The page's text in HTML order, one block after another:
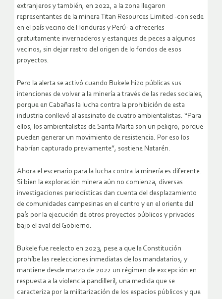
extranjeros y también, en 2022, a la zona llegaron
representantes de la minera Titan Resources Limited -con sede
en el país vecino de Honduras y Perú- a ofrecerles
gratuitamente invernaderos y estanques de peces a algunos
vecinos, sin dejar rastro del origen de lo fondos de esos
proyectos.
Pero la alerta se activó cuando Bukele hizo públicas sus
intenciones de volver a la minería a través de las redes sociales,
porque en Cabañas la lucha contra la prohibición de esta
industria conllevó al asesinato de cuatro ambientalistas. “Para
ellos, los ambientalistas de Santa Marta son un peligro, porque
pueden generar un movimiento de resistencia. Por eso los
habrían capturado previamente”, sostiene Natarén.
Ahora el escenario para la lucha contra la minería es diferente.
Si bien la exploración minera aún no comienza, diversas
investigaciones periodísticas dan cuenta del desplazamiento
de comunidades campesinas en el centro y en el oriente del
país por la ejecución de otros proyectos públicos y privados
bajo el aval del Gobierno.
Bukele fue reelecto en 2023, pese a que la Constitución
prohíbe las reelecciones inmediatas de los mandatarios, y
mantiene desde marzo de 2022 un régimen de excepción en
respuesta a la violencia pandilleril, una medida que se
caracteriza por la militarización de los espacios públicos y que